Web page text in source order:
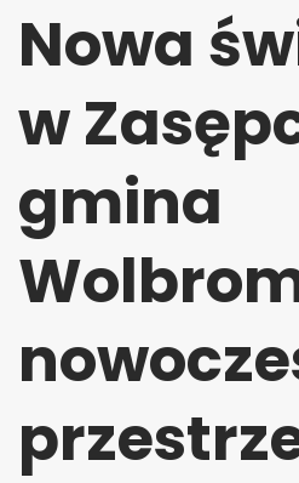
Nowa
w
gmina